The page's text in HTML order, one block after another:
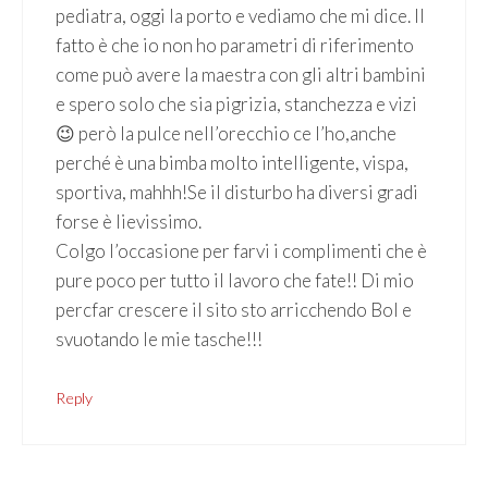
pediatra, oggi la porto e vediamo che mi dice. Il
fatto è che io non ho parametri di riferimento
come può avere la maestra con gli altri bambini
e spero solo che sia pigrizia, stanchezza e vizi
😉 però la pulce nell’orecchio ce l’ho,anche
perché è una bimba molto intelligente, vispa,
sportiva, mahhh!Se il disturbo ha diversi gradi
forse è lievissimo.
Colgo l’occasione per farvi i complimenti che è
pure poco per tutto il lavoro che fate!! Di mio
percfar crescere il sito sto arricchendo Bol e
svuotando le mie tasche!!!
Reply